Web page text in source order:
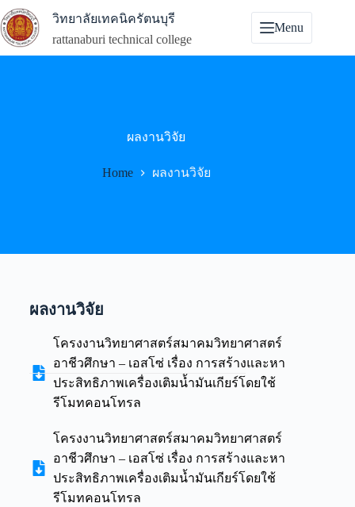
วิทยาลัยเทคนิครัตนบุรี
rattanaburi technical college
Menu
ผลงานวิจัย
Home ผลงานวิจัย
ผลงานวิจัย
โครงงานวิทยาศาสตร์สมาคมวิทยาศาสตร์
อาชีวศึกษา – เอสโซ่ เรื่อง การสร้างและหา
ประสิทธิภาพเครื่องเติมน้ำมันเกียร์โดยใช้
รีโมทคอนโทรล
โครงงานวิทยาศาสตร์สมาคมวิทยาศาสตร์
อาชีวศึกษา – เอสโซ่ เรื่อง การสร้างและหา
ประสิทธิภาพเครื่องเติมน้ำมันเกียร์โดยใช้
รีโมทคอนโทรล